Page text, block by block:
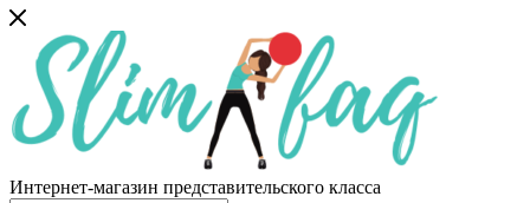
Интернет-магазин представительского класса